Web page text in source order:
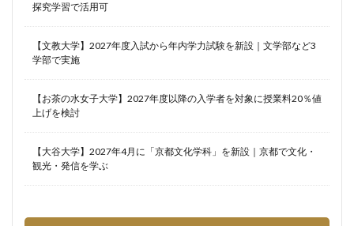
探究学習で活用可
【文教大学】2027年度入試から年内学力試験を新設｜文学部など3
学部で実施
【お茶の水女子大学】2027年度以降の入学者を対象に授業料20％値
上げを検討
【大谷大学】2027年4月に「京都文化学科」を新設｜京都で文化・
観光・発信を学ぶ